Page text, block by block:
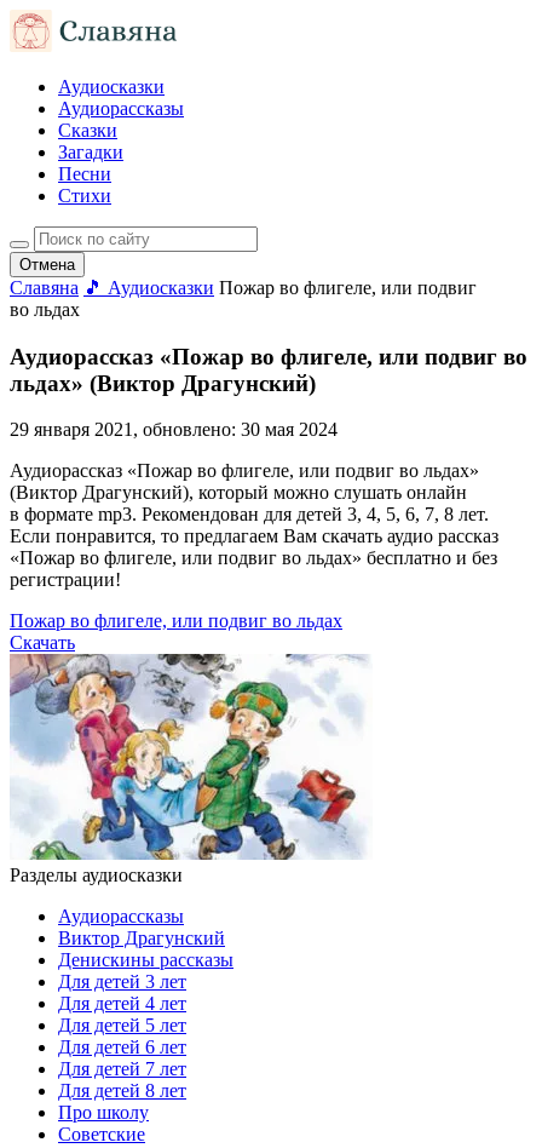
Аудиосказки
Аудиорассказы
Сказки
Загадки
Песни
Стихи
Отмена
Славяна 🎵 Аудиосказки Пожар во флигеле, или подвиг
во льдах
Аудиорассказ «Пожар во флигеле, или подвиг во
льдах» (Виктор Драгунский)
29 января 2021, обновлено: 30 мая 2024
Аудиорассказ «Пожар во флигеле, или подвиг во льдах»
(Виктор Драгунский), который можно слушать онлайн
в формате mp3. Рекомендован для детей 3, 4, 5, 6, 7, 8 лет.
Если понравится, то предлагаем Вам скачать аудио рассказ
«Пожар во флигеле, или подвиг во льдах» бесплатно и без
регистрации!
Пожар во флигеле, или подвиг во льдах
Скачать
Разделы аудиосказки
Аудиорассказы
Виктор Драгунский
Денискины рассказы
Для детей 3 лет
Для детей 4 лет
Для детей 5 лет
Для детей 6 лет
Для детей 7 лет
Для детей 8 лет
Про школу
Советские